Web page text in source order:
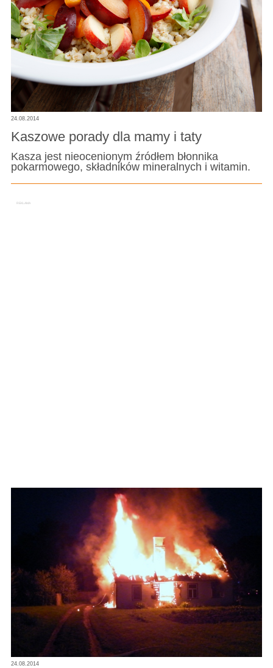
24.08.2014
Kaszowe porady dla mamy i taty
Kasza jest nieocenionym źródłem błonnika
pokarmowego, składników mineralnych i witamin.
24.08.2014